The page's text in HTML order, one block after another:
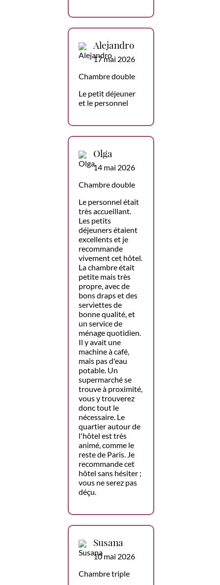
Alejandro
17 mai 2026
Chambre double
Le petit déjeuner
et le personnel
Olga
14 mai 2026
Chambre double
Le personnel était
très accueillant.
Les petits
déjeuners étaient
excellents et je
recommande
vivement cet hôtel.
La chambre était
petite mais très
propre, avec de
bons draps et des
serviettes de
bonne qualité, et
un service de
ménage quotidien.
Il y avait une
machine à café,
mais pas d'eau
potable. Un
supermarché se
trouve à proximité,
vous y trouverez
donc tout le
nécessaire. Le
quartier autour de
l'hôtel est très
animé, comme le
reste de Paris. Je
recommande cet
hôtel sans hésiter ;
vous ne serez pas
déçu.
Susana
10 mai 2026
Chambre triple